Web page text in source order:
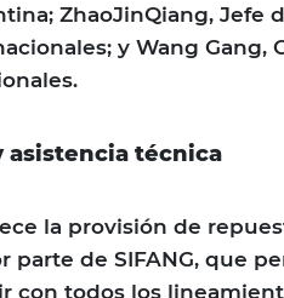
ZhaoJinQiang,
y Wang Gang,
técnica
la provisión de
parte de SIFANG, que
con todos los